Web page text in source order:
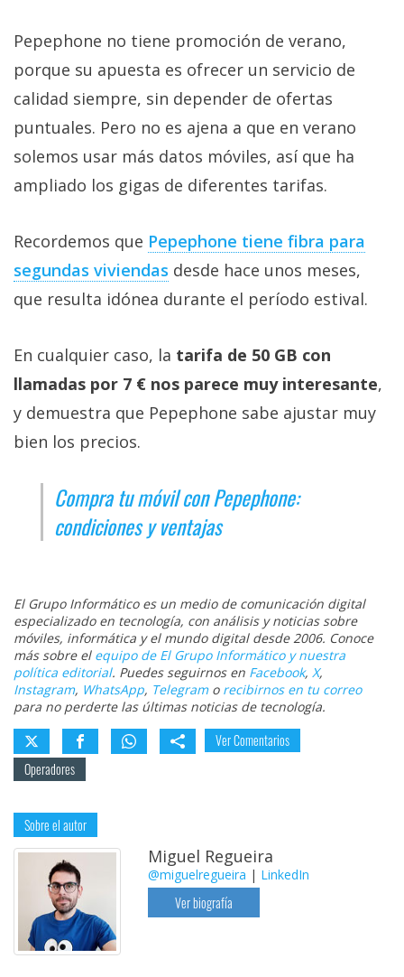
Pepephone no tiene promoción de verano,
porque su apuesta es ofrecer un servicio de
calidad siempre, sin depender de ofertas
puntuales. Pero no es ajena a que en verano
solemos usar más datos móviles, así que ha
ampliado los gigas de diferentes tarifas.
Recordemos que Pepephone tiene fibra para
segundas viviendas‎ desde hace unos meses,
que resulta idónea durante el período estival.
En cualquier caso, la tarifa de 50 GB con
llamadas por 7 € nos parece muy interesante,
y demuestra que Pepephone sabe ajustar muy
bien los precios.
Compra tu móvil con Pepephone:
condiciones y ventajas
El Grupo Informático es un medio de comunicación digital
especializado en tecnología, con análisis y noticias sobre
móviles, informática y el mundo digital desde 2006. Conoce
más sobre el equipo de El Grupo Informático y nuestra
política editorial. Puedes seguirnos en Facebook, X,
Instagram, WhatsApp, Telegramo recibirnos en tu correo
para no perderte las últimas noticias de tecnología.
Ver Comentarios
Operadores
Sobre el autor
Miguel Regueira
@miguelregueira | LinkedIn
Ver biografía